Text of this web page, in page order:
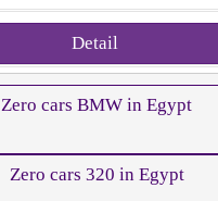
Detail
Zero cars BMW in Egypt
Zero cars 320 in Egypt